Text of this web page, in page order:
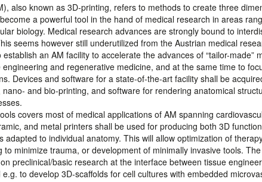
also known as 3D-printing, refers to methods to create three
a powerful tool in the hand of medical research in areas
biology. Medical research advances are strongly bound to
seems however still underutilized from the Austrian medical
an AM facility to accelerate the advances of “tailor-made”
and regenerative medicine, and at the same time to
Devices and software for a state-of-the-art facility shall be
and bio-printing, and software for rendering anatomical
covers most of medical applications of AM spanning
and metal printers shall be used for producing both 3D
adapted to individual anatomy. This will allow optimization of
to minimize trauma, or development of minimally invasive tools.
preclinical/basic research at the interface between tissue
to develop 3D-scaffolds for cell cultures with embedded